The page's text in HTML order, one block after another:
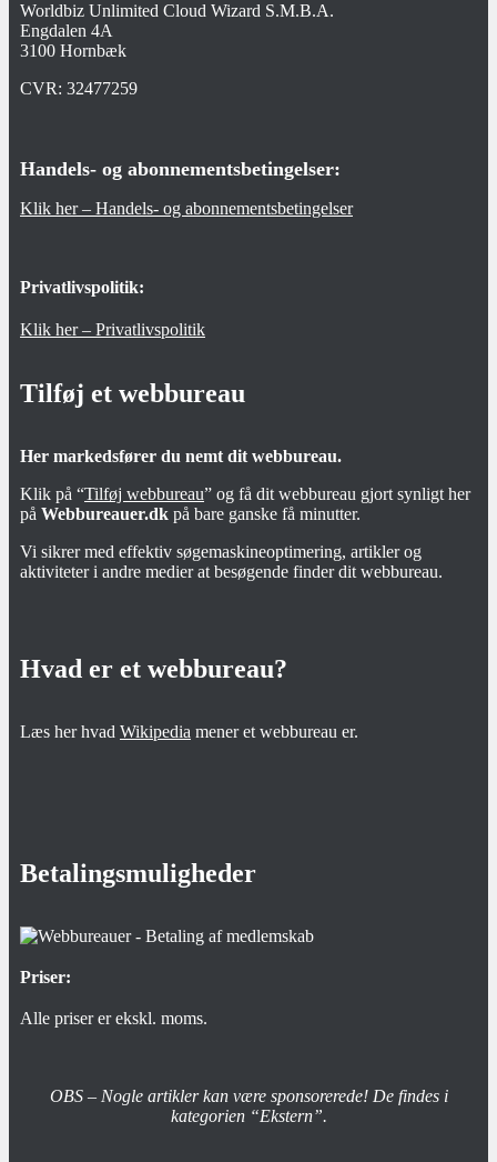
Worldbiz Unlimited Cloud Wizard S.M.B.A.
Engdalen 4A
3100 Hornbæk
CVR: 32477259
Handels- og abonnementsbetingelser:
Klik her – Handels- og abonnementsbetingelser
Privatlivspolitik:
Klik her – Privatlivspolitik
Tilføj et webbureau
Her markedsfører du nemt dit webbureau.
Klik på “Tilføj webbureau” og få dit webbureau gjort synligt her
på Webbureauer.dk på bare ganske få minutter.
Vi sikrer med effektiv søgemaskineoptimering, artikler og
aktiviteter i andre medier at besøgende finder dit webbureau.
Hvad er et webbureau?
Læs her hvad Wikipedia mener et webbureau er.
Betalingsmuligheder
Priser:
Alle priser er ekskl. moms.
OBS – Nogle artikler kan være sponsorerede! De findes i
kategorien “Ekstern”.